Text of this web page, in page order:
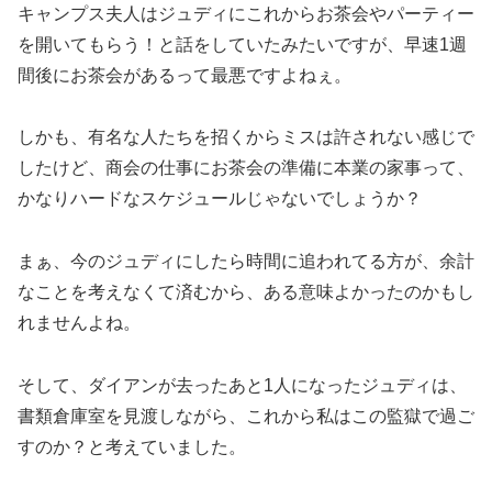
キャンプス夫人はジュディにこれからお茶会やパーティー
を開いてもらう！と話をしていたみたいですが、早速1週
間後にお茶会があるって最悪ですよねぇ。
しかも、有名な人たちを招くからミスは許されない感じで
したけど、商会の仕事にお茶会の準備に本業の家事って、
かなりハードなスケジュールじゃないでしょうか？
まぁ、今のジュディにしたら時間に追われてる方が、余計
なことを考えなくて済むから、ある意味よかったのかもし
れませんよね。
そして、ダイアンが去ったあと1人になったジュディは、
書類倉庫室を見渡しながら、これから私はこの監獄で過ご
すのか？と考えていました。